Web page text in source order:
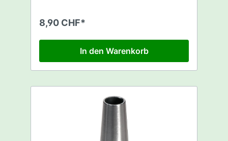
8,90 CHF*
In den Warenkorb